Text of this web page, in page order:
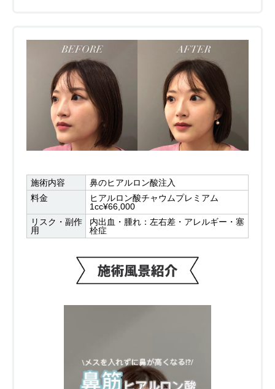
施術内容
鼻のヒアルロン酸注入
料金
ヒアルロン酸チャウムプレミアム
1cc¥66,000
リスク・副作
用
内出血・腫れ：左右差・アレルギー・塞
栓症